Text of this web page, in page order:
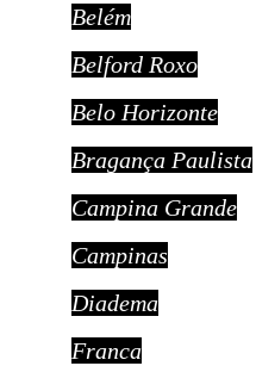
Belém
Belford Roxo
Belo Horizonte
Bragança Paulista
Campina Grande
Campinas
Diadema
Franca